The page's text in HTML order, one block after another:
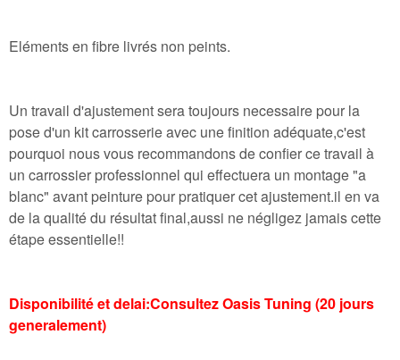
Eléments en fibre livrés non peints.
Un travail d'ajustement sera toujours necessaire pour la
pose d'un kit carrosserie avec une finition adéquate,c'est
pourquoi nous vous recommandons de confier ce travail à
un carrossier professionnel qui effectuera un montage "a
blanc" avant peinture pour pratiquer cet ajustement.il en va
de la qualité du résultat final,aussi ne négligez jamais cette
étape essentielle!!
Disponibilité et delai:Consultez Oasis Tuning (20 jours
generalement)